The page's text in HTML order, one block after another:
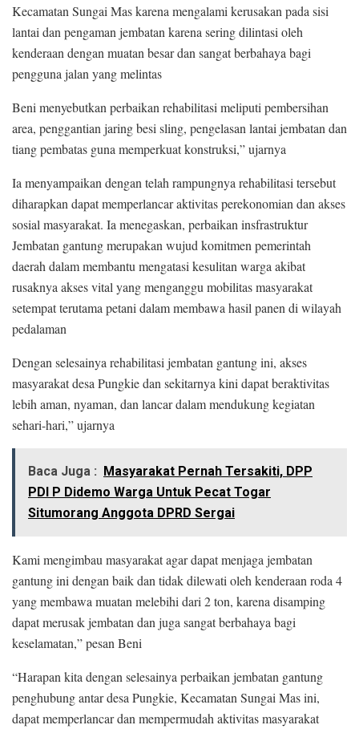
Kecamatan Sungai Mas karena mengalami kerusakan pada sisi
lantai dan pengaman jembatan karena sering dilintasi oleh
kenderaan dengan muatan besar dan sangat berbahaya bagi
pengguna jalan yang melintas
Beni menyebutkan perbaikan rehabilitasi meliputi pembersihan
area, penggantian jaring besi sling, pengelasan lantai jembatan dan
tiang pembatas guna memperkuat konstruksi,” ujarnya
Ia menyampaikan dengan telah rampungnya rehabilitasi tersebut
diharapkan dapat memperlancar aktivitas perekonomian dan akses
sosial masyarakat. Ia menegaskan, perbaikan insfrastruktur
Jembatan gantung merupakan wujud komitmen pemerintah
daerah dalam membantu mengatasi kesulitan warga akibat
rusaknya akses vital yang menganggu mobilitas masyarakat
setempat terutama petani dalam membawa hasil panen di wilayah
pedalaman
Dengan selesainya rehabilitasi jembatan gantung ini, akses
masyarakat desa Pungkie dan sekitarnya kini dapat beraktivitas
lebih aman, nyaman, dan lancar dalam mendukung kegiatan
sehari-hari,” ujarnya
Baca Juga :
Masyarakat Pernah Tersakiti, DPP
PDI P Didemo Warga Untuk Pecat Togar
Situmorang Anggota DPRD Sergai
Kami mengimbau masyarakat agar dapat menjaga jembatan
gantung ini dengan baik dan tidak dilewati oleh kenderaan roda 4
yang membawa muatan melebihi dari 2 ton, karena disamping
dapat merusak jembatan dan juga sangat berbahaya bagi
keselamatan,” pesan Beni
“Harapan kita dengan selesainya perbaikan jembatan gantung
penghubung antar desa Pungkie, Kecamatan Sungai Mas ini,
dapat memperlancar dan mempermudah aktivitas masyarakat